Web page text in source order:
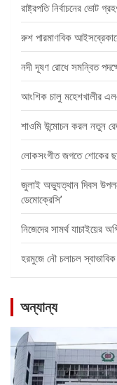
রাষ্ট্রপতি নির্বাচনের ভোট
রুশ পারমাণবিক
নদী দূষণ রোধে সমন্বিত
আংশিক চালু মহেশখালীর
শাওমি উন্মোচন করল নতুন
লোকসংগীত জগতে শোকের
জুলাই অভ্যুত্থান দিবস
ডেমোক্রেসি’
নিজেদের সামর্থ যাচাইয়ের
হরমুজে নৌ চলাচল
অন্যান্য